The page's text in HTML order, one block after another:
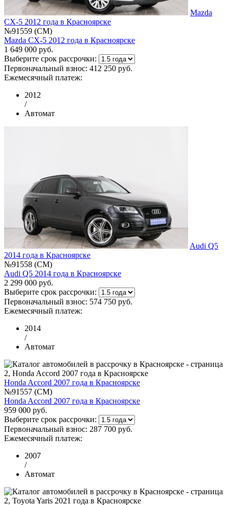
Mazda
CX-5 2012 года в Красноярске
№91559 (CM)
Mazda CX-5 2012 года в Красноярске
1 649 000 руб.
Выберите срок рассрочки:
Первоначальный взнос: 412 250 руб.
Ежемесячный платеж:
2012
/
Автомат
Audi Q5
2014 года в Красноярске
№91558 (CM)
Audi Q5 2014 года в Красноярске
2 299 000 руб.
Выберите срок рассрочки:
Первоначальный взнос: 574 750 руб.
Ежемесячный платеж:
2014
/
Автомат
Honda Accord 2007 года в Красноярске
№91557 (CM)
Honda Accord 2007 года в Красноярске
959 000 руб.
Выберите срок рассрочки:
Первоначальный взнос: 287 700 руб.
Ежемесячный платеж:
2007
/
Автомат